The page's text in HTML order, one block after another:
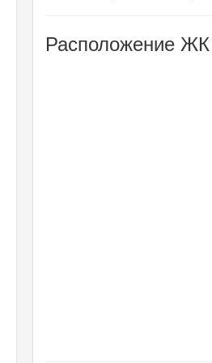
Расположение